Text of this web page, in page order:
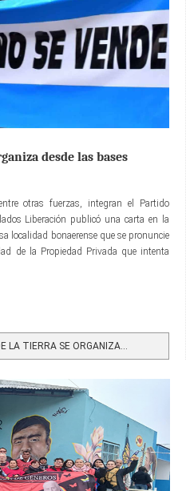
desde las bases
otras fuerzas, integran el Partido
Liberación publicó una carta en la
localidad bonaerense que se pronuncie
de la Propiedad Privada que intenta
LA TIERRA SE ORGANIZA...